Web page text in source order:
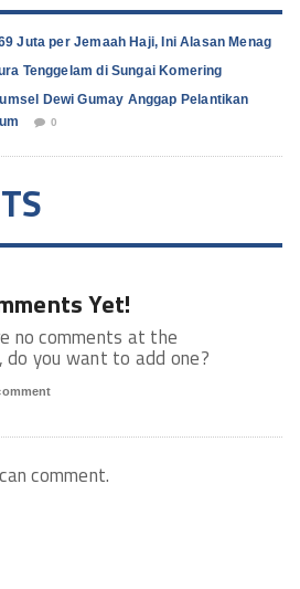
Juta per Jemaah Haji, Ini Alasan Menag
Tenggelam di Sungai Komering
Dewi Gumay Anggap Pelantikan
0
Yet!
no comments at the
do you want to add one?
comment.